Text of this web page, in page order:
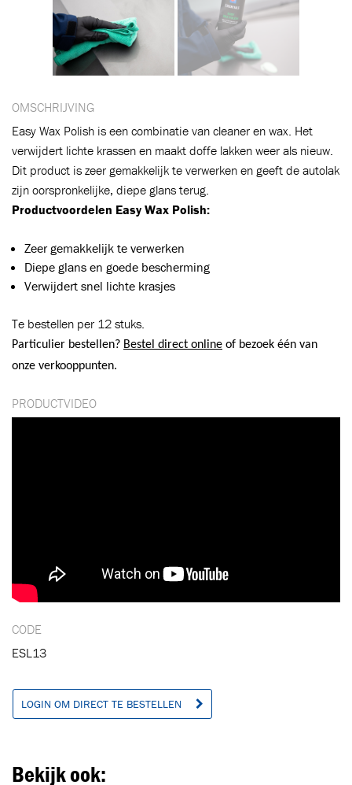
OMSCHRIJVING
Easy Wax Polish is een combinatie van cleaner en wax. Het
verwijdert lichte krassen en maakt doffe lakken weer als nieuw.
Dit product is zeer gemakkelijk te verwerken en geeft de autolak
zijn oorspronkelijke, diepe glans terug.
Productvoordelen Easy Wax Polish:
Zeer gemakkelijk te verwerken
Diepe glans en goede bescherming
Verwijdert snel lichte krasjes
Te bestellen per 12 stuks.
Particulier bestellen? Bestel direct online of bezoek één van
onze verkooppunten.
PRODUCTVIDEO
CODE
ESL13
LOGIN OM DIRECT TE BESTELLEN
Bekijk ook:
Toegevoegd aan winkelwagen